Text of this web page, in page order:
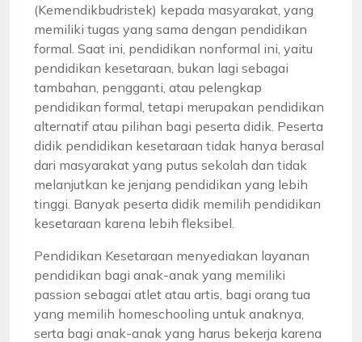
(Kemendikbudristek) kepada masyarakat, yang
memiliki tugas yang sama dengan pendidikan
formal. Saat ini, pendidikan nonformal ini, yaitu
pendidikan kesetaraan, bukan lagi sebagai
tambahan, pengganti, atau pelengkap
pendidikan formal, tetapi merupakan pendidikan
alternatif atau pilihan bagi peserta didik. Peserta
didik pendidikan kesetaraan tidak hanya berasal
dari masyarakat yang putus sekolah dan tidak
melanjutkan ke jenjang pendidikan yang lebih
tinggi. Banyak peserta didik memilih pendidikan
kesetaraan karena lebih fleksibel.
Pendidikan Kesetaraan menyediakan layanan
pendidikan bagi anak-anak yang memiliki
passion sebagai atlet atau artis, bagi orang tua
yang memilih homeschooling untuk anaknya,
serta bagi anak-anak yang harus bekerja karena